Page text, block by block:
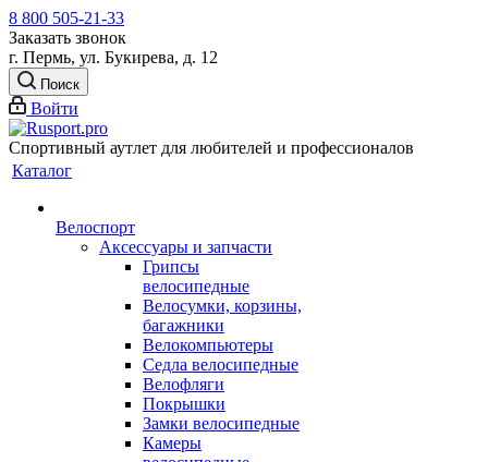
8 800 505-21-33
Заказать звонок
г. Пермь, ул. Букирева, д. 12
Поиск
Войти
Спортивный аутлет для любителей и профессионалов
Каталог
Велоспорт
Аксессуары и запчасти
Грипсы
велосипедные
Велосумки, корзины,
багажники
Велокомпьютеры
Седла велосипедные
Велофляги
Покрышки
Замки велосипедные
Камеры